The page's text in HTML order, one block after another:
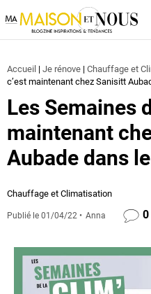
Ma Maison et
Accueil | Je rénove | Chauffage et
c’est maintenant chez Sanisitt
Les Semaines
maintenant
Aubade dans
Chauffage et Climatisation
Publié le 01/04/22 Anna 0